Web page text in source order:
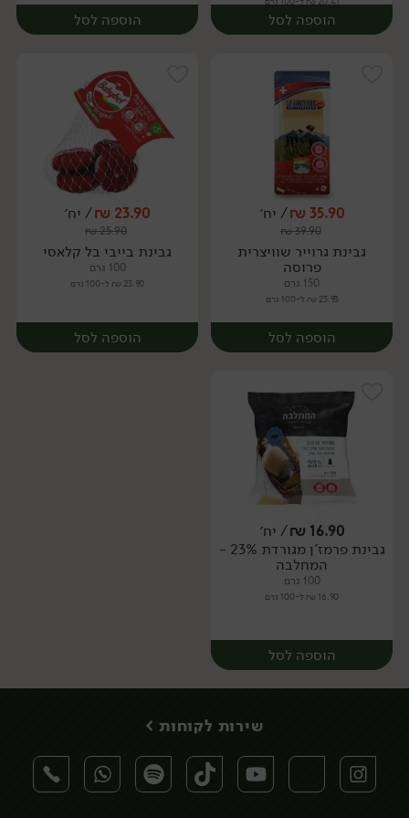
הוספה לסל
יח׳
הוספה לסל
יח׳
35.90
₪/ יח׳
39.90
₪
גבינת גרוייר שוויצרית
פרוסה
150 גרם
23.93 ₪ ל-100 גרם
הוספה לסל
יח׳
23.90
₪/ יח׳
25.90
₪
גבינת בייבי בל קלאסי
100 גרם
23.90 ₪ ל-100 גרם
הוספה לסל
16.90
₪/ יח׳
גבינת פרמז'ן מגורדת 23% -
המחלבה
100 גרם
16.90 ₪ ל-100 גרם
הוספה לסל
שירות לקוחות >